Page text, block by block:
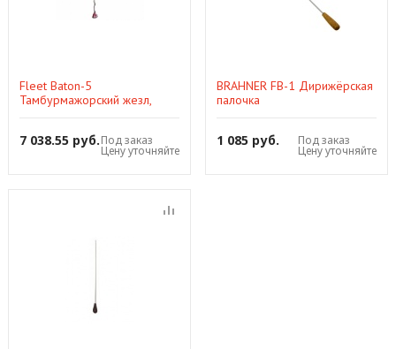
Fleet Baton-5
Тамбурмажорский жезл,
7 038.55 руб.Под заказ
Цену уточняйте
BRAHNER FB-1 Дирижёрская
палочка
1 085 руб. Под заказ
Цену уточняйте